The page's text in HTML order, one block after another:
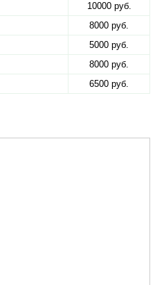
10000 руб.
8000 руб.
5000 руб.
8000 руб.
6500 руб.